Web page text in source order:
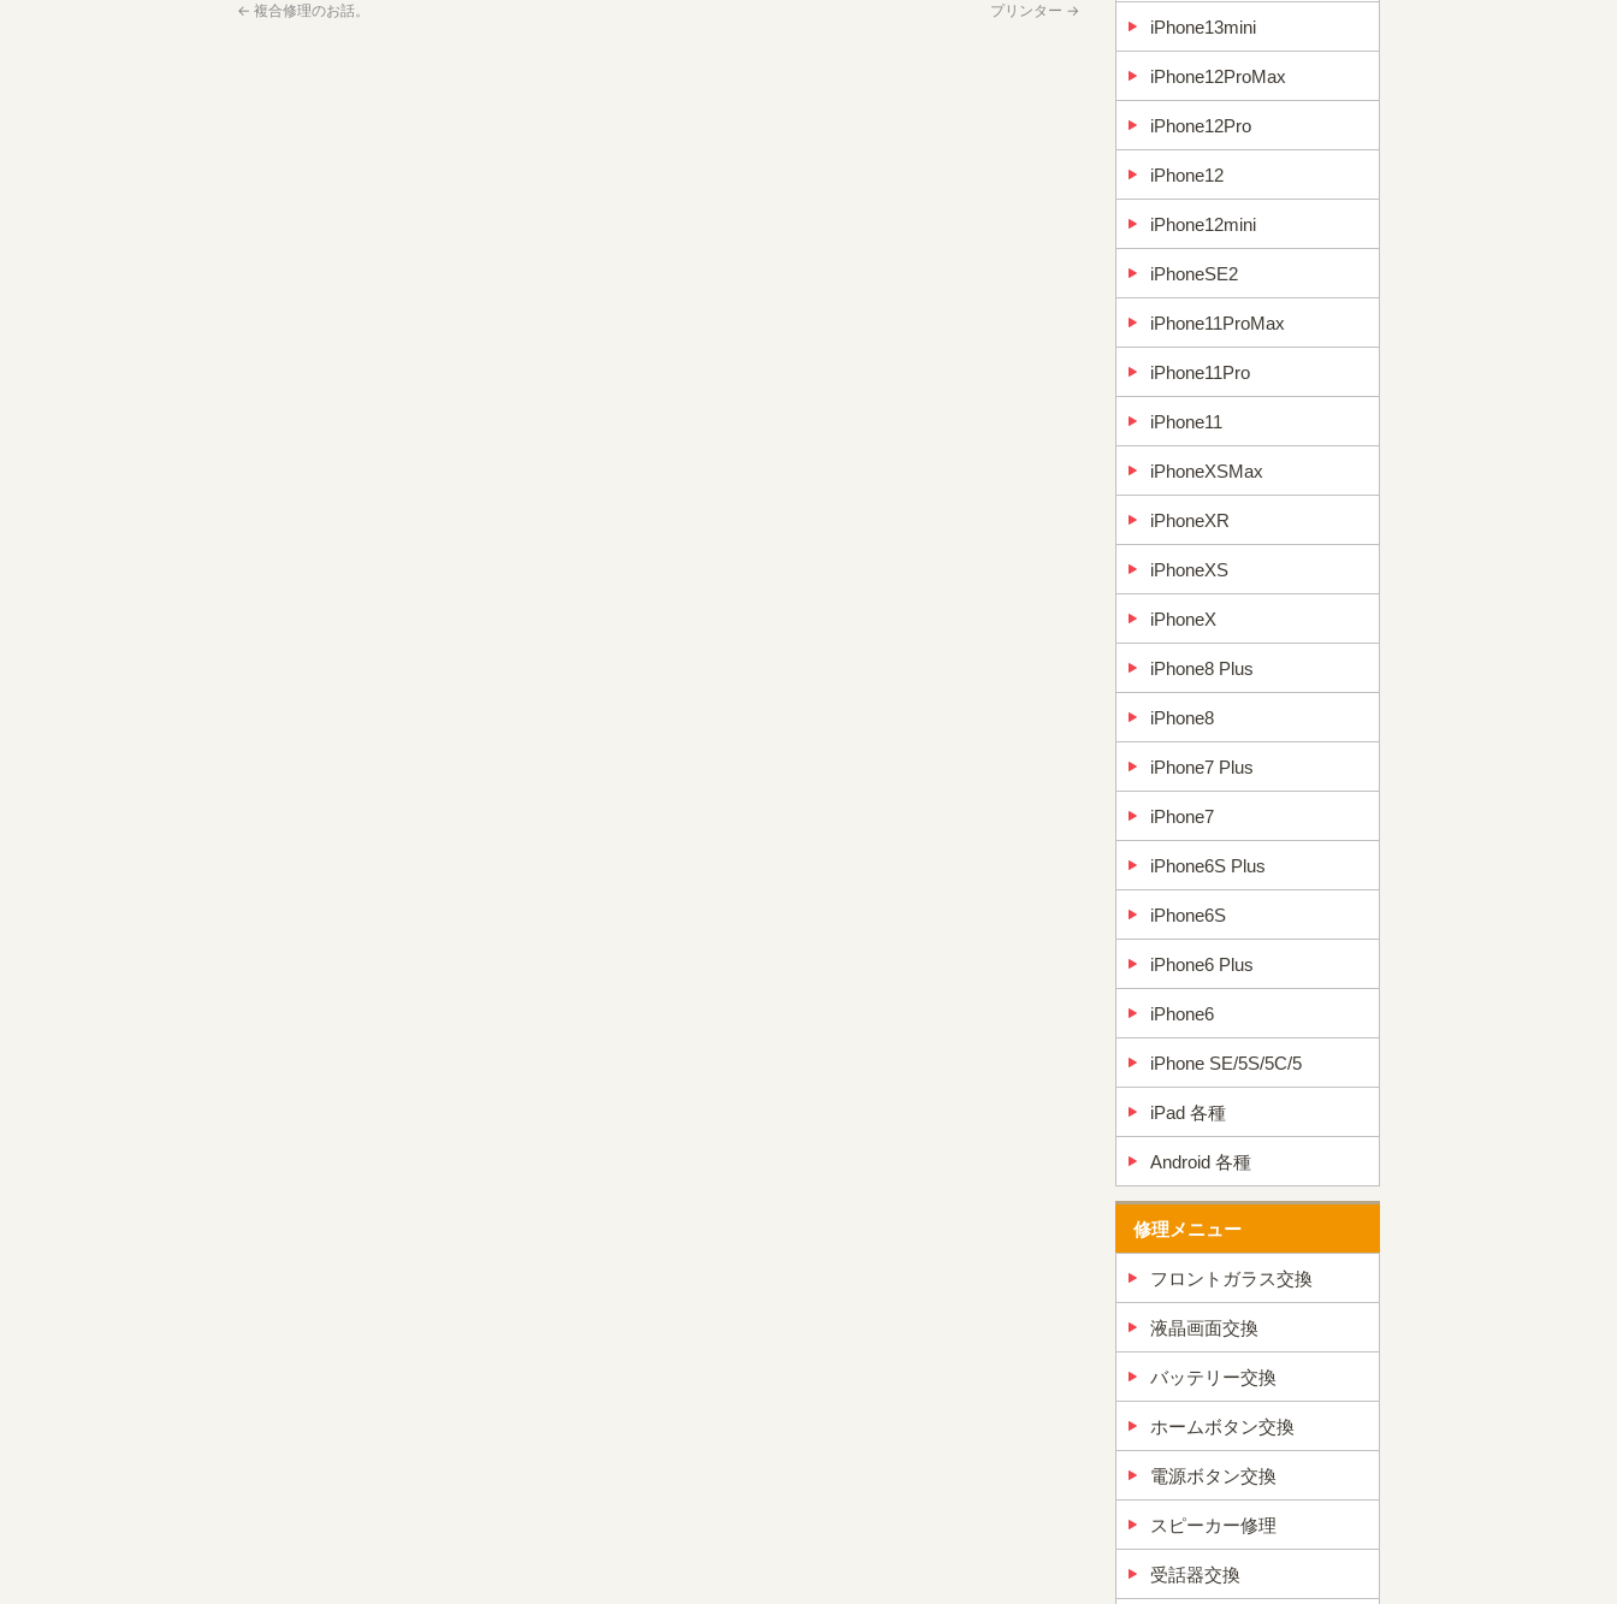
← 複合修理のお話。 プリンター →
iPhone13mini
iPhone12ProMax
iPhone12Pro
iPhone12
iPhone12mini
iPhoneSE2
iPhone11ProMax
iPhone11Pro
iPhone11
iPhoneXSMax
iPhoneXR
iPhoneXS
iPhoneX
iPhone8 Plus
iPhone8
iPhone7 Plus
iPhone7
iPhone6S Plus
iPhone6S
iPhone6 Plus
iPhone6
iPhone SE/5S/5C/5
iPad 各種
Android 各種
修理メニュー
フロントガラス交換
液晶画面交換
バッテリー交換
ホームボタン交換
電源ボタン交換
スピーカー修理
受話器交換